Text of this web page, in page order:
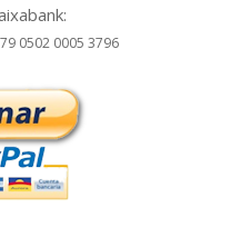
0502 0005 3796